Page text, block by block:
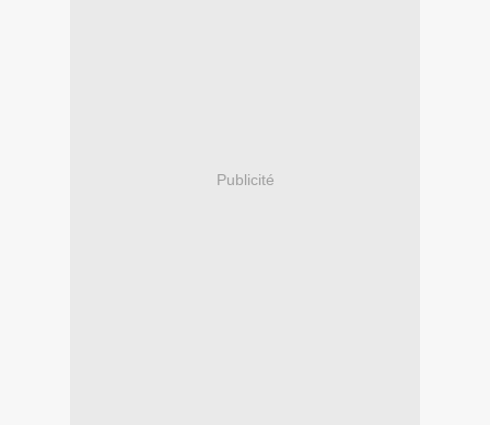
Publicité